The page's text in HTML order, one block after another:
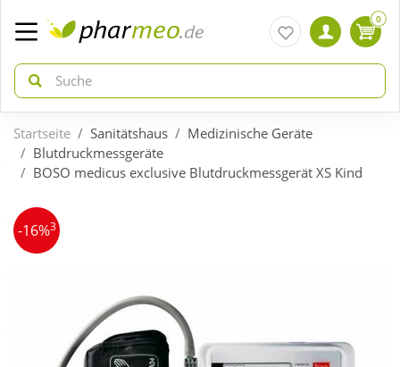
zurück
Aktuelle Coupons
Neuheiten
zurück
Arzneimittel
Diabetes
0
Startseite Sanitätshaus
Medizinische Geräte
Blutdruckmessgeräte
BOSO medicus exclusive Blutdruckmessgerät XS Kind
-16%3